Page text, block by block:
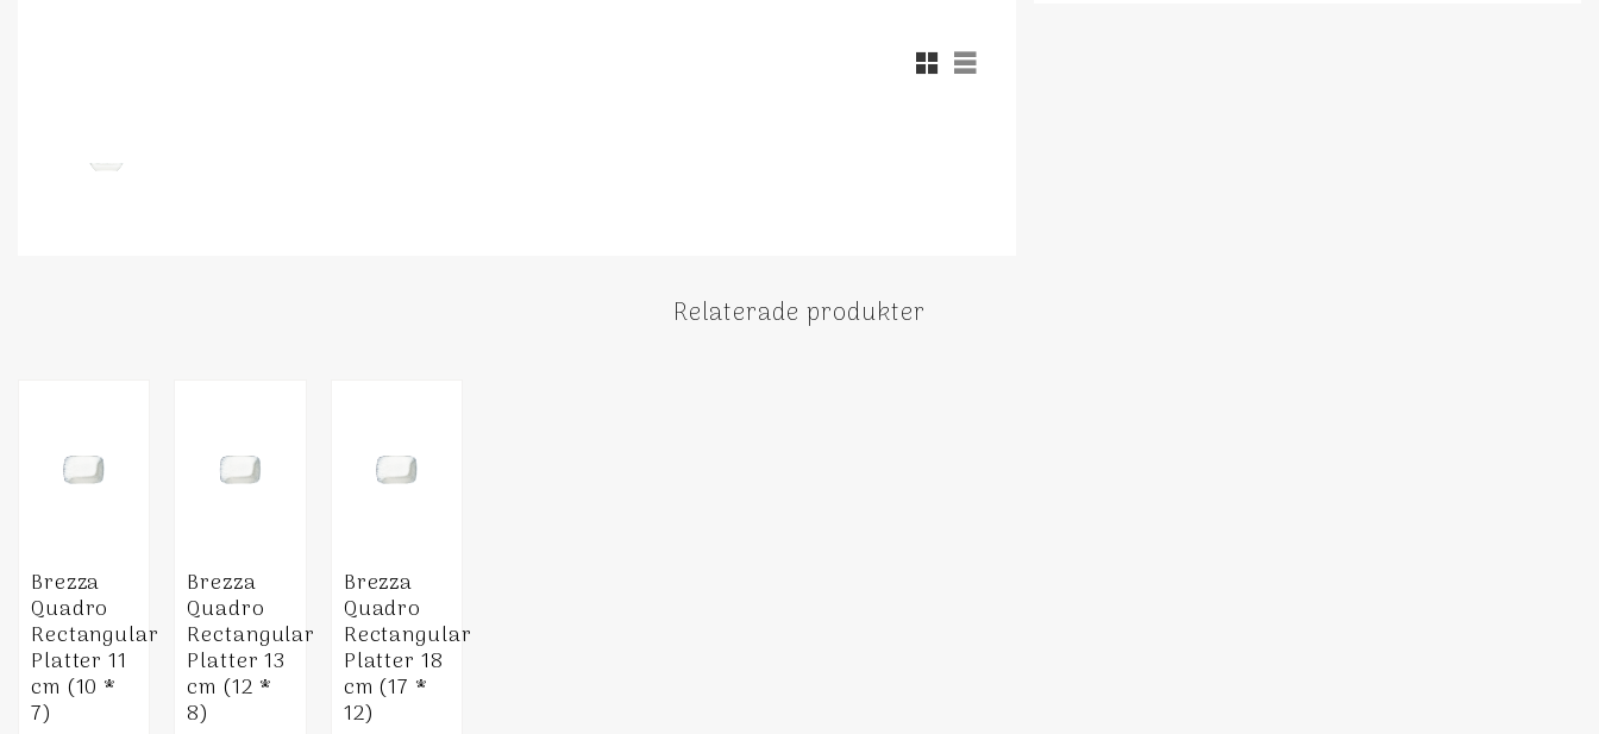
Rutnätsvy
Listvy
Relaterade produkter
Brezza
Quadro
Rectangular
Platter 11
cm (10 *
7)
Brezza
Quadro
Rectangular
Platter 13
cm (12 *
8)
Brezza
Quadro
Rectangular
Platter 18
cm (17 *
12)